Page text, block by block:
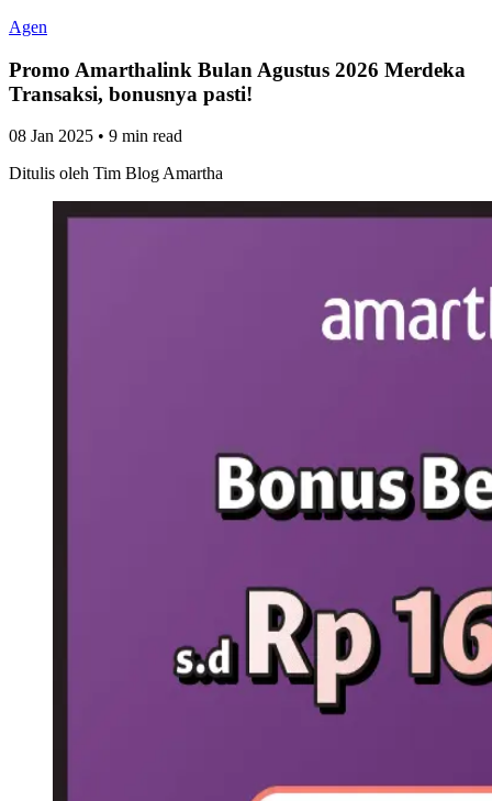
Agen
Promo Amarthalink Bulan Agustus 2026 Merdeka
Transaksi, bonusnya pasti!
08 Jan 2025 • 9 min read
Ditulis oleh Tim Blog Amartha